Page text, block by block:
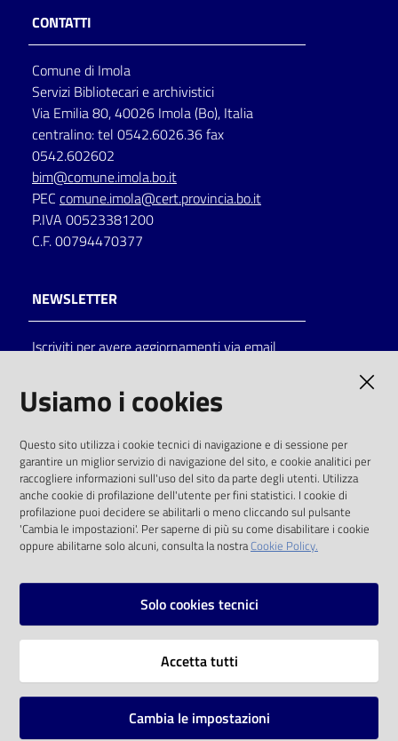
Seguici
su
on line
Eventi
Chiedi al
bibliotecario
Avvisi
CONTATTI
Comune di Imola
Servizi Bibliotecari e archivistici
Via Emilia 80, 40026 Imola (Bo), Italia
centralino: tel 0542.6026.36 fax
0542.602602
bim@comune.imola.bo.it
PEC comune.imola@cert.provincia.bo.it
P.IVA 00523381200
C.F. 00794470377
NEWSLETTER
Iscriviti per avere aggiornamenti via email
solo alle condizioni previste dalla direttiva
comunitaria 2003/98/CE e dal d.lgs. 36/2006
SOCIAL
Instagram
Vai alla pagina
Usiamo i cookies
Questo sito utilizza i cookie tecnici di navigazione e di sessione per
garantire un miglior servizio di navigazione del sito, e cookie analitici per
raccogliere informazioni sull'uso del sito da parte degli utenti. Utilizza
anche cookie di profilazione dell'utente per fini statistici. I cookie di
profilazione puoi decidere se abilitarli o meno cliccando sul pulsante
'Cambia le impostazioni'. Per saperne di più su come disabilitare i cookie
oppure abilitarne solo alcuni, consulta la nostraCookie Policy.
Solo cookies tecnici
Accetta tutti
Cambia le impostazioni